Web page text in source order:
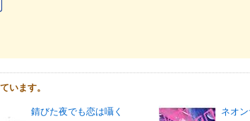
います。
錆びた夜でも恋は囁く ネオ